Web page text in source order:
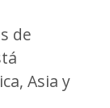
de
Asia y